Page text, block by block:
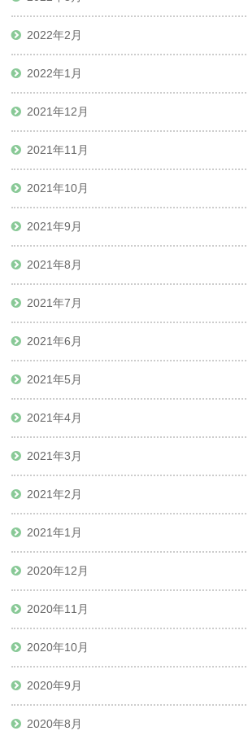
2022年2月
2022年1月
2021年12月
2021年11月
2021年10月
2021年9月
2021年8月
2021年7月
2021年6月
2021年5月
2021年4月
2021年3月
2021年2月
2021年1月
2020年12月
2020年11月
2020年10月
2020年9月
2020年8月